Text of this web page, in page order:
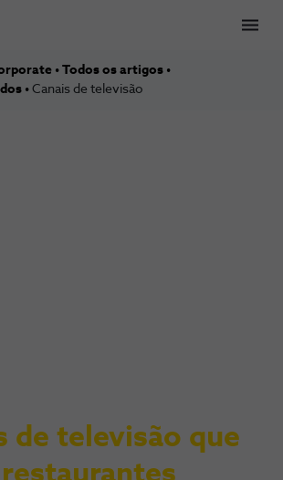
Todos os artigos
Canais de televisão
de televisão que